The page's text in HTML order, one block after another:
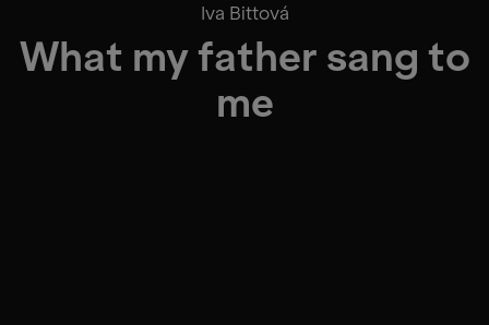
Iva Bittová
What my father sang to
me